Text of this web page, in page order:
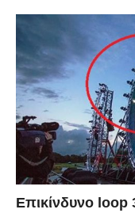
Επικίνδυνο loop